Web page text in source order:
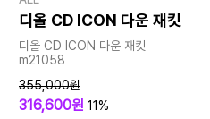
디올 CD ICON 다운 재킷
디올 CD ICON 다운 재킷
m21058
355,000원
316,600원 11%